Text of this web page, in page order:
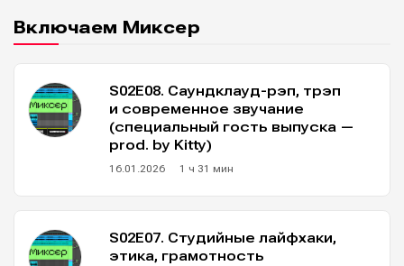
Включаем Миксер
S02E08. Саундклауд-рэп, трэп
и современное звучание
(специальный гость выпуска —
prod. by Kitty)
16.01.2026 1 ч 31 мин
S02E07. Студийные лайфхаки,
этика, грамотность